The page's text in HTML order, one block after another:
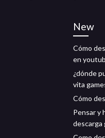
New
Cómo
en
¿dónde
vita
Cómo
Pensar y
descarga